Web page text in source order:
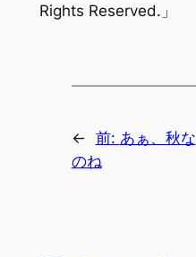
Rights Reserved.」
← 前: あぁ、秋な
のね